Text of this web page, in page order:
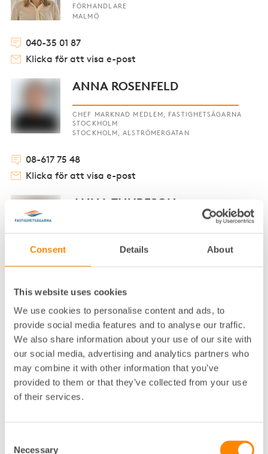
Consent Details About
This website uses cookies
We use cookies to personalise content and ads, to
provide social media features and to analyse our traffic.
We also share information about your use of our site with
our social media, advertising and analytics partners who
may combine it with other information that you’ve
provided to them or that they’ve collected from your use
of their services.
Necessary
FÖRHANDLARE
MALMÖ
040-35 01 87
Klicka för att visa e-post
ANNA ROSENFELD
CHEF MARKNAD MEDLEM, FASTIGHETSÄGARNA
STOCKHOLM
STOCKHOLM, ALSTRÖMERGATAN
08-617 75 48
Klicka för att visa e-post
ANNA THURESON
STOCKHOLM, DROTTNINGGATAN
Klicka för att visa e-post
ANNA WAXIN
VD FASTIGHETSÄGARNA STOCKHOLM OCH
FASTIGHETSÄGARNA SERVICE STOCKHOLM
STOCKHOLM, ALSTRÖMERGATAN
08-617 75 00